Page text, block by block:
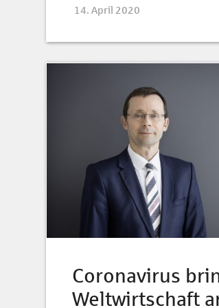
14. April 2020
Coronavirus
Weltwirtschaft